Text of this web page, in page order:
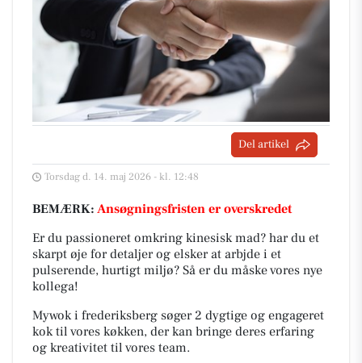
Del artikel
Torsdag d. 14. maj 2026 - kl. 12:48
BEMÆRK: Ansøgningsfristen er overskredet
Er du passioneret omkring kinesisk mad? har du et
skarpt øje for detaljer og elsker at arbjde i et
pulserende, hurtigt miljø? Så er du måske vores nye
kollega!
Mywok i frederiksberg søger 2 dygtige og engageret
kok til vores køkken, der kan bringe deres erfaring
og kreativitet til vores team.